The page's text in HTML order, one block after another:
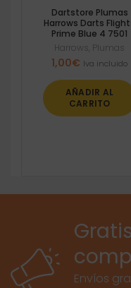
Dartstore Plumas
Harrows Darts
Prime Blue 4 7501
Harrows Plumas
1,00€ Iva incluido
AÑADIR AL
CARRITO
Envíos